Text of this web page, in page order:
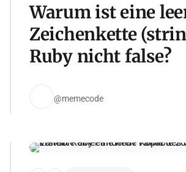
Warum ist eine
Zeichenkette
Ruby nicht false?
@memecode